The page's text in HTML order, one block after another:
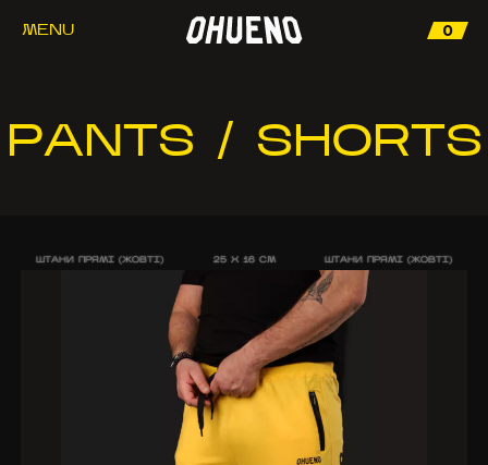
MENU 0
PANTS / SHORTS
ШТАНИ ПРЯМІ (ЖОВТІ) 25 X 16 CM ШТАНИ ПРЯМІ (ЖОВТІ)